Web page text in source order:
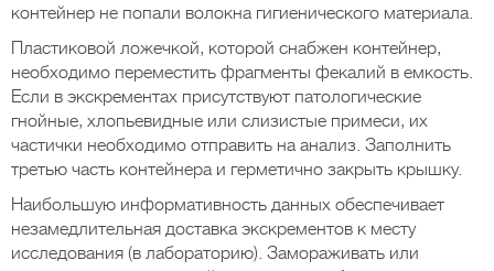
контейнер не попали волокна гигиенического материала.
Пластиковой ложечкой, которой снабжен контейнер,
необходимо переместить фрагменты фекалий в емкость.
Если в экскрементах присутствуют патологические
гнойные, хлопьевидные или слизистые примеси, их
частички необходимо отправить на анализ. Заполнить
третью часть контейнера и герметично закрыть крышку.
Наибольшую информативность данных обеспечивает
незамедлительная доставка экскрементов к месту
исследования (в лабораторию). Замораживать или